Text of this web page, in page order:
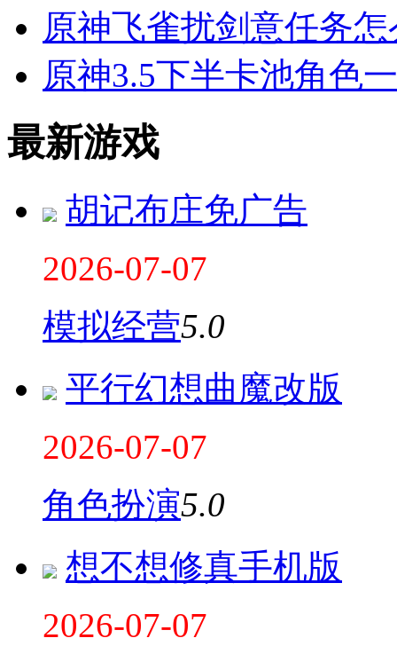
原神飞雀扰剑意任务
原神3.5下半卡池角色
最新游戏
胡记布庄免广告
2026-07-07
模拟经营5.0
平行幻想曲魔改版
2026-07-07
角色扮演5.0
想不想修真手机版
2026-07-07